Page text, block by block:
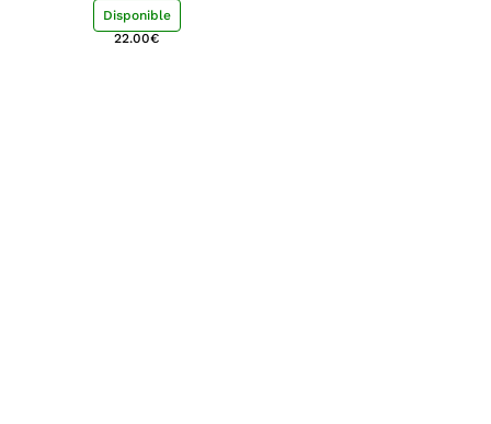
shu-ying chang, luisa
Disponible
22.00€